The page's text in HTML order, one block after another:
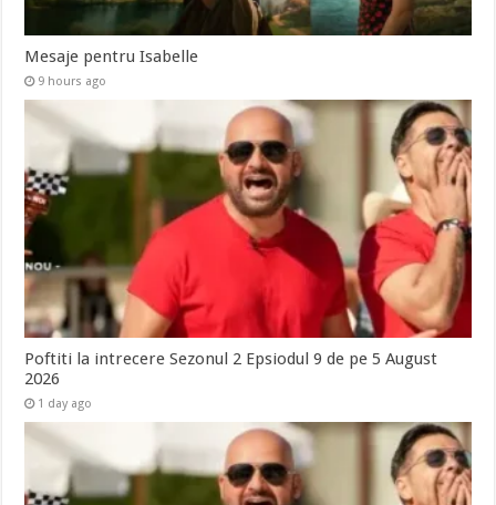
Mesaje pentru Isabelle
9 hours ago
Poftiti la intrecere Sezonul 2 Epsiodul 9 de pe 5 August
2026
1 day ago